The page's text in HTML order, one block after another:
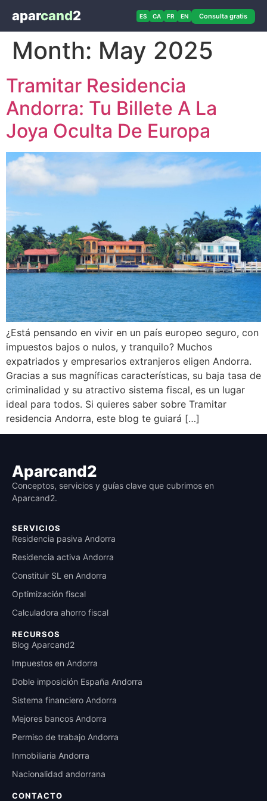
aparcand2 ES CA FR EN Consulta gratis
Month: May 2025
Tramitar Residencia
Andorra: Tu Billete A La
Joya Oculta De Europa
¿Está pensando en vivir en un país europeo seguro, con
impuestos bajos o nulos, y tranquilo? Muchos
expatriados y empresarios extranjeros eligen Andorra.
Gracias a sus magníficas características, su baja tasa de
criminalidad y su atractivo sistema fiscal, es un lugar
ideal para todos. Si quieres saber sobre Tramitar
residencia Andorra, este blog te guiará […]
Aparcand2
Conceptos, servicios y guías clave que cubrimos en
Aparcand2.
SERVICIOS
Residencia pasiva Andorra
Residencia activa Andorra
Constituir SL en Andorra
Optimización fiscal
Calculadora ahorro fiscal
RECURSOS
Blog Aparcand2
Impuestos en Andorra
Doble imposición España Andorra
Sistema financiero Andorra
Mejores bancos Andorra
Permiso de trabajo Andorra
Inmobiliaria Andorra
Nacionalidad andorrana
CONTACTO